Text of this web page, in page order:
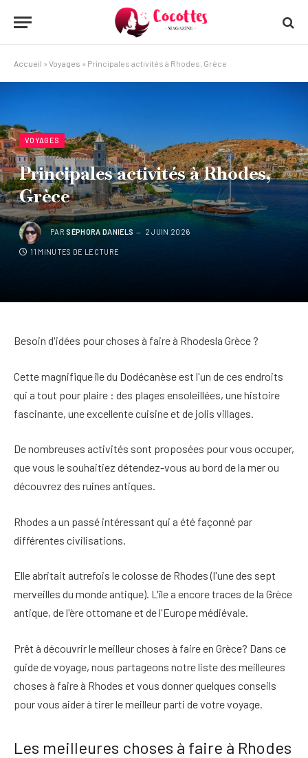
Accueil » Voyages » Principales activités à Rhodes, Grèce
VOYAGES
Principales activités à Rhodes,
Grèce
PAR SÉPHORA DANIELS 2 JUIN 2026
11 MINUTES DE LECTURE
Besoin d'idées pourchoses à faire à Rhodesla Grèce ?
Cette magnifique île du Dodécanèseest l'un de ces endroits
qui a tout pour plaire : des plages ensoleillées, une histoire
fascinante, une excellente cuisine et de jolis villages.
De nombreuses activités sont proposées pour vous occuper,
que vous le souhaitiez détendez-vous au bord de la mer ou
découvrez des ruines antiques.
Rhodes a un passé intéressant qui a été façonné par
différentes civilisations
Elle abritait autrefois le colosse de Rhodes (l'une des sept
merveilles du monde antique). L'île a encoretraces de la Grèce
antique, de l'ère ottomane et de l'Europe médiévale.
Prêt à découvrir le meilleurchoses à faire en Grèce? Dans ce
guide de voyage, nous partageons notre liste des meilleures
choses à faire à Rhodes et vous donner quelques conseils
pour vous aider à tirer le meilleur parti de votre voyage.
Les meilleures choses à faire à Rhodes